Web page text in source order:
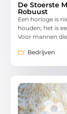
De Stoerste
Robuust
Een horloge is
houden; het is
Voor mannen
Bedrijven